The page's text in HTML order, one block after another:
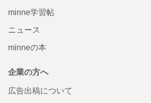
minne学習帖
ニュース
minneの本
企業の方へ
広告出稿について